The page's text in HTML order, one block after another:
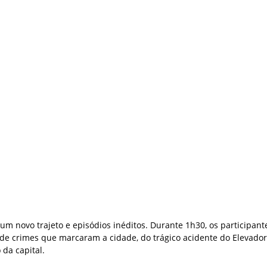
novo trajeto e episódios inéditos. Durante 1h30, os
crimes que marcaram a cidade, do trágico acidente do
da capital.